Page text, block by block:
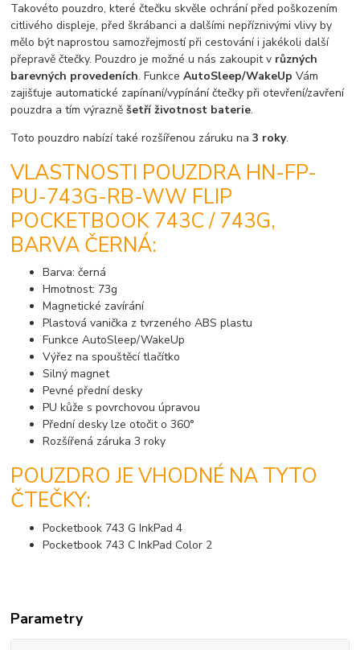
Takovéto pouzdro, které čtečku skvěle ochrání před poškozením
citlivého displeje, před škrábanci a dalšími nepříznivými vlivy by
mělo být naprostou samozřejmostí při cestování i jakékoli další
přepravě čtečky. Pouzdro je možné u nás zakoupit v různých
barevných provedeních. FunkceAutoSleep/WakeUp Vám
zajišťuje automatické zapínaní/vypínání čtečky při otevření/zavření
pouzdra a tím výrazněšetří životnost baterie.
Toto pouzdro nabízí také rozšířenou záruku na3 roky.
VLASTNOSTI POUZDRA HN-FP-
PU-743G-RB-WW FLIP
POCKETBOOK 743C / 743G,
BARVA ČERNÁ:
Barva: černá
Hmotnost: 73g
Magnetické zavírání
Plastová vanička z tvrzeného ABS plastu
Funkce AutoSleep/WakeUp
Výřez na spouštěcí tlačítko
Silný magnet
Pevné přední desky
PU kůže s povrchovou úpravou
Přední desky lze otočit o 360°
Rozšířená záruka 3 roky
POUZDRO JE VHODNÉ NA TYTO
ČTEČKY:
Pocketbook 743 G InkPad 4
Pocketbook 743 C InkPad Color 2
Parametry